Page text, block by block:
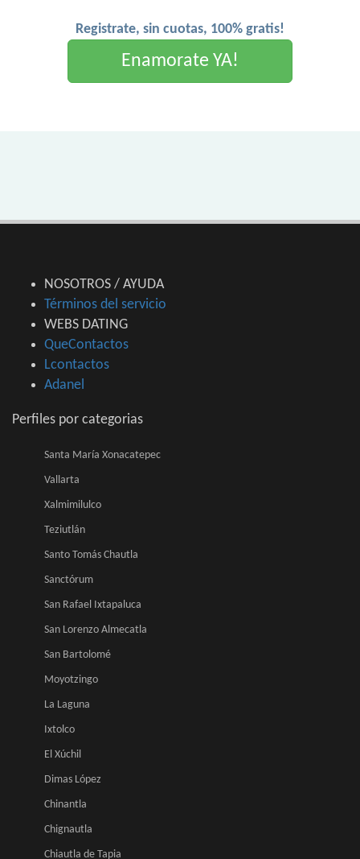
Registrate, sin cuotas, 100% gratis!
Enamorate YA!
NOSOTROS / AYUDA
Términos del servicio
WEBS DATING
QueContactos
Lcontactos
Adanel
Perfiles por categorias
Santa María Xonacatepec
Vallarta
Xalmimilulco
Teziutlán
Santo Tomás Chautla
Sanctórum
San Rafael Ixtapaluca
San Lorenzo Almecatla
San Bartolomé
Moyotzingo
La Laguna
Ixtolco
El Xúchil
Dimas López
Chinantla
Chignautla
Chiautla de Tapia